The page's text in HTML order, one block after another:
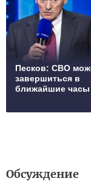
Песков: СВО
завершиться в
ближайшие часы
Обсуждение